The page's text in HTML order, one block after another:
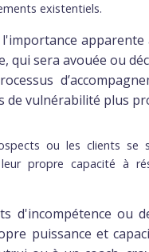
existentiels.
qui sera avouée ou
de vulnérabilité plus
ou les clients se
propre capacité à
d'incompétence ou
puissance et